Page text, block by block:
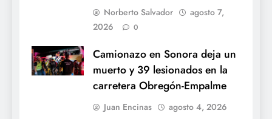
Norberto Salvador
agosto 7,
2026
0
Camionazo en Sonora deja un
muerto y 39 lesionados en la
carretera Obregón-Empalme
Juan Encinas agosto 4, 2026